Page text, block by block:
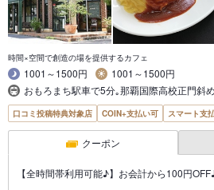
時間×空間で創造の場を提供するカフェ
1001～1500円
1001～1500円
おもろまち駅車で5分｡那覇国際高校正門斜
口コミ投稿特典対象店 COIN+支払い可 スマート支
クーポン
【全時間帯利用可能♪】お会計から100円